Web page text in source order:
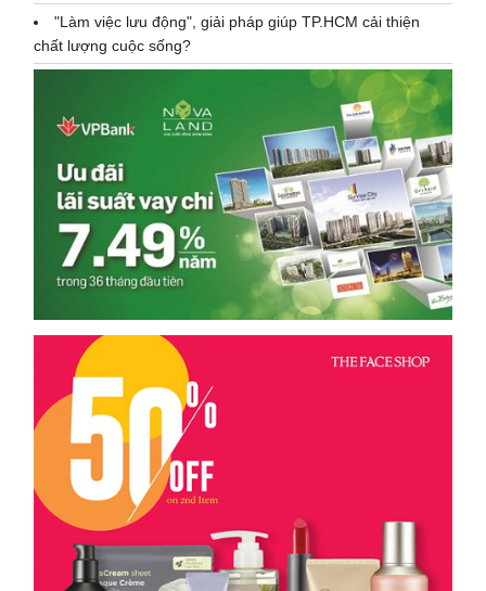
"Làm việc lưu động", giải pháp giúp TP.HCM cải thiện
chất lượng cuộc sống?